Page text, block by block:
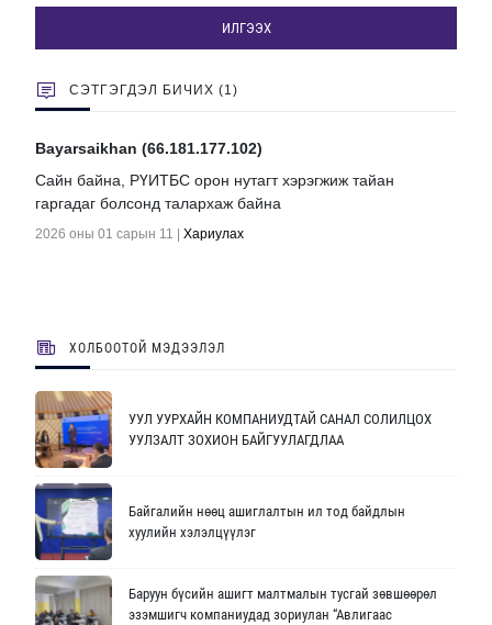
ИЛГЭЭХ
СЭТГЭГДЭЛ БИЧИХ (1)
Bayarsaikhan (66.181.177.102)
Сайн байна, РҮИТБС орон нутагт хэрэгжиж тайан
гаргадаг болсонд талархаж байна
2026 оны 01 сарын 11 | Хариулах
ХОЛБООТОЙ МЭДЭЭЛЭЛ
УУЛ УУРХАЙН КОМПАНИУДТАЙ САНАЛ СОЛИЛЦОХ
УУЛЗАЛТ ЗОХИОН БАЙГУУЛАГДЛАА
Байгалийн нөөц ашиглалтын ил тод байдлын
хуулийн хэлэлцүүлэг
Баруун бүсийн ашигт малтмалын тусгай зөвшөөрөл
эзэмшигч компаниудад зориулан “Авлигаас